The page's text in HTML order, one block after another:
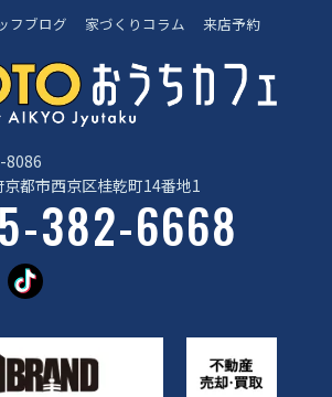
8086
京都市西京区桂乾町14番地1
382-6668
フブログ 家づくりコラム 来店予約